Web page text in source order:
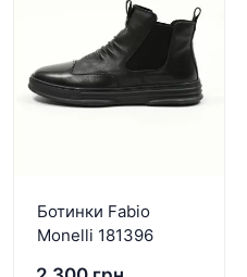
Ботинки Fabio
Monelli 181396